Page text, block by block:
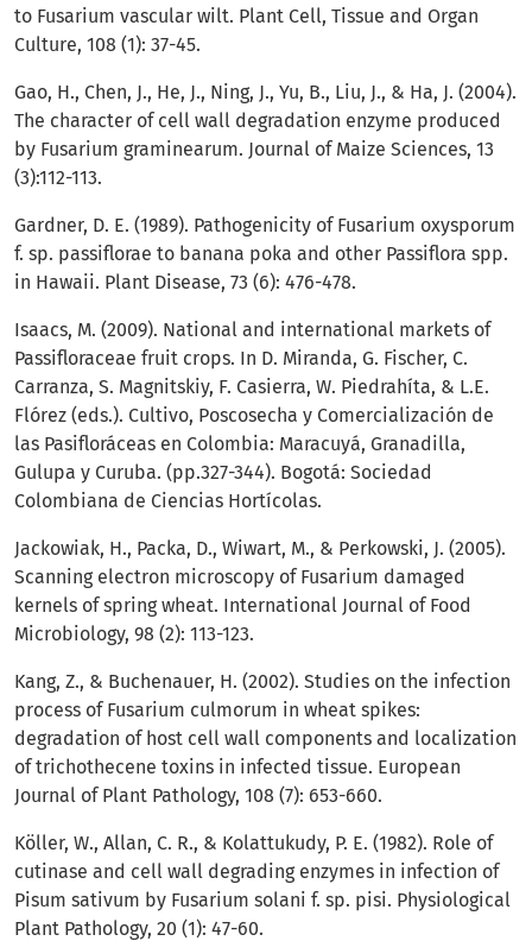
to Fusarium vascular wilt. Plant Cell, Tissue and Organ
Culture, 108 (1): 37-45.
Gao, H., Chen, J., He, J., Ning, J., Yu, B., Liu, J., & Ha, J. (2004).
The character of cell wall degradation enzyme produced
by Fusarium graminearum. Journal of Maize Sciences, 13
(3):112-113.
Gardner, D. E. (1989). Pathogenicity of Fusarium oxysporum
f. sp. passiflorae to banana poka and other Passiflora spp.
in Hawaii. Plant Disease, 73 (6): 476-478.
Isaacs, M. (2009). National and international markets of
Passifloraceae fruit crops. In D. Miranda, G. Fischer, C.
Carranza, S. Magnitskiy, F. Casierra, W. Piedrahíta, & L.E.
Flórez (eds.). Cultivo, Poscosecha y Comercialización de
las Pasifloráceas en Colombia: Maracuyá, Granadilla,
Gulupa y Curuba. (pp.327-344). Bogotá: Sociedad
Colombiana de Ciencias Hortícolas.
Jackowiak, H., Packa, D., Wiwart, M., & Perkowski, J. (2005).
Scanning electron microscopy of Fusarium damaged
kernels of spring wheat. International Journal of Food
Microbiology, 98 (2): 113-123.
Kang, Z., & Buchenauer, H. (2002). Studies on the infection
process of Fusarium culmorum in wheat spikes:
degradation of host cell wall components and localization
of trichothecene toxins in infected tissue. European
Journal of Plant Pathology, 108 (7): 653-660.
Köller, W., Allan, C. R., & Kolattukudy, P. E. (1982). Role of
cutinase and cell wall degrading enzymes in infection of
Pisum sativum by Fusarium solani f. sp. pisi. Physiological
Plant Pathology, 20 (1): 47-60.